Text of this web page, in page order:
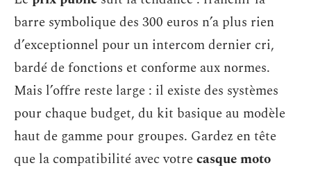
barre symbolique des 300 euros n’a plus rien
d’exceptionnel pour un intercom dernier cri,
bardé de fonctions et conforme aux normes.
Mais l’offre reste large : il existe des systèmes
pour chaque budget, du kit basique au modèle
haut de gamme pour groupes. Gardez en tête
que la compatibilité avec votrecasque moto